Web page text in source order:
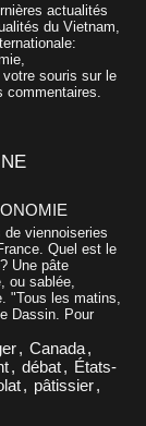
actualités
du Vietnam,
souris sur le
de viennoiseries
Quel est le
Une pâte
ou sablée,
"Tous les matins,
Dassin. Pour
, Canada,
, débat, États-
, pâtissier,